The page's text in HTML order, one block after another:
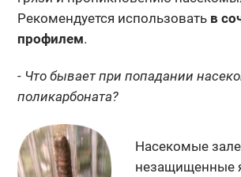
Рекомендуется использовать в
профилем.
- Что бывает при попадании
поликарбоната?
Насекомые
незащищенные